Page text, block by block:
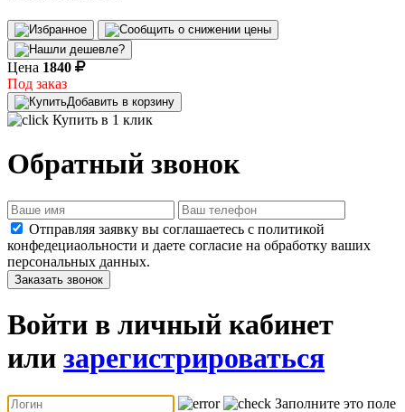
Цена 1840
Под заказ
Добавить в корзину
Купить в 1 клик
Обратный звонок
Отправляя заявку вы соглашаетесь с политикой
конфедециаольности и даете согласие на обработку ваших
персональных данных.
Заказать звонок
Войти в личный кабинет
или зарегистрироваться
Заполните это поле